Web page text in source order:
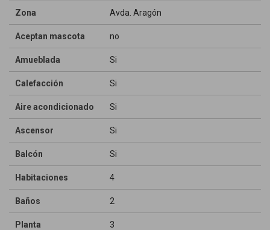
Zona Avda. Aragón
Aceptan mascota no
Amueblada Si
Calefacción Si
Aire acondicionado Si
Ascensor Si
Balcón Si
Habitaciones 4
Baños 2
Planta 3